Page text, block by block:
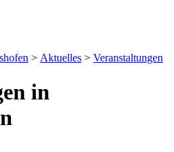
> Aktuelles > Veranstaltungen
in